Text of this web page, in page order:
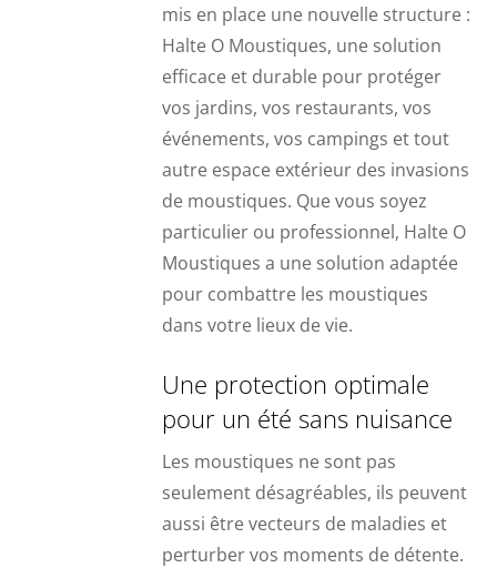
mis en place une nouvelle structure :
Halte O Moustiques, une solution
efficace et durable pour protéger
vos jardins, vos restaurants, vos
événements, vos campings et tout
autre espace extérieur des invasions
de moustiques. Que vous soyez
particulier ou professionnel, Halte O
Moustiques a une solution adaptée
pour combattre les moustiques
dans votre lieux de vie.
Une protection optimale
pour un été sans nuisance
Les moustiques ne sont pas
seulement désagréables, ils peuvent
aussi être vecteurs de maladies et
perturber vos moments de détente.